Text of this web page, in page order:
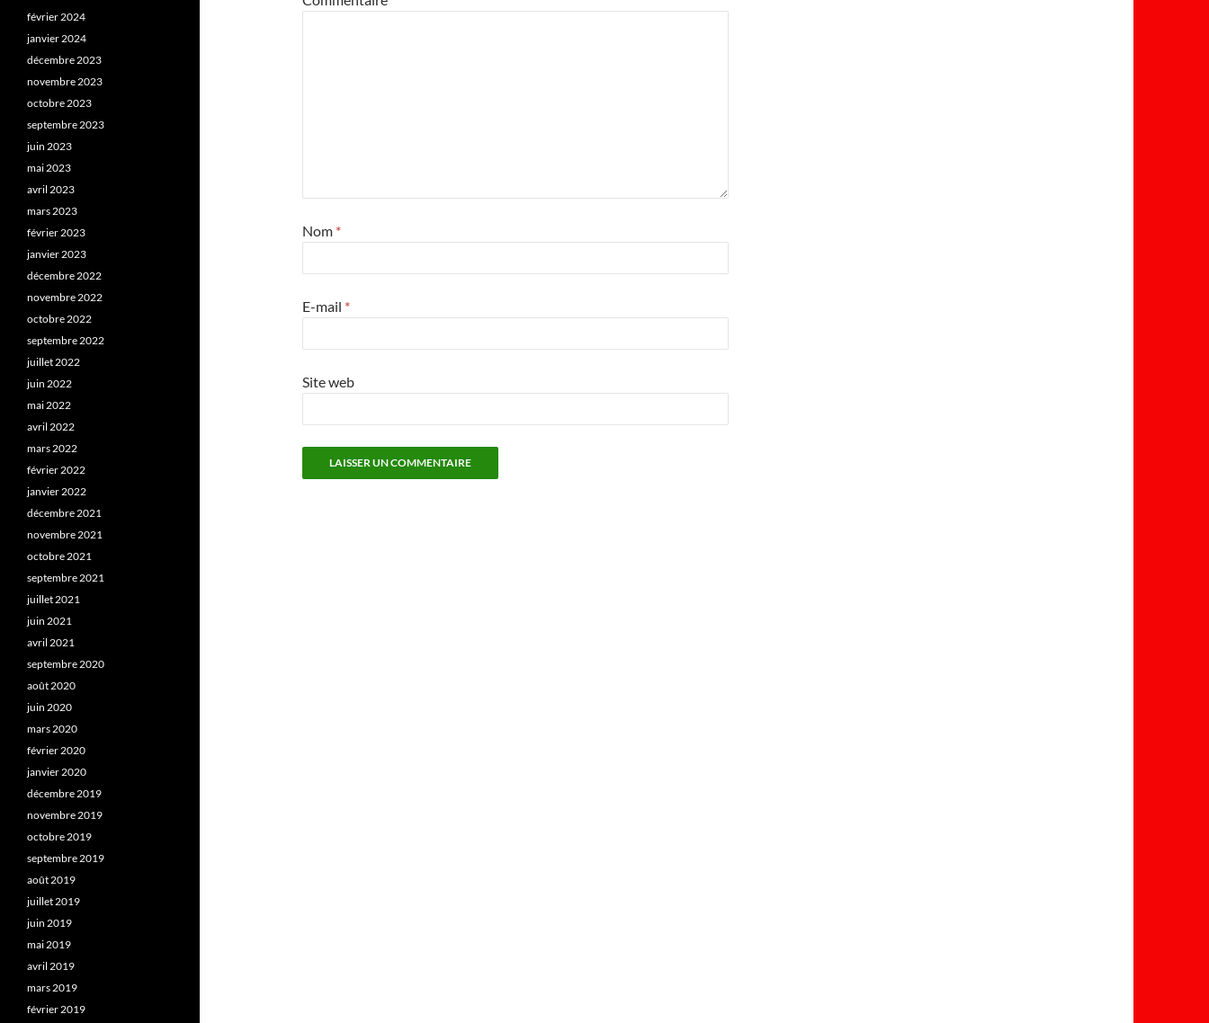
Nom *
E-mail *
Site web
février 2024
janvier 2024
décembre 2023
novembre 2023
octobre 2023
septembre 2023
juin 2023
mai 2023
avril 2023
mars 2023
février 2023
janvier 2023
décembre 2022
novembre 2022
octobre 2022
septembre 2022
juillet 2022
juin 2022
mai 2022
avril 2022
mars 2022
février 2022
janvier 2022
décembre 2021
novembre 2021
octobre 2021
septembre 2021
juillet 2021
juin 2021
avril 2021
septembre 2020
août 2020
juin 2020
mars 2020
février 2020
janvier 2020
décembre 2019
novembre 2019
octobre 2019
septembre 2019
août 2019
juillet 2019
juin 2019
mai 2019
avril 2019
mars 2019
février 2019